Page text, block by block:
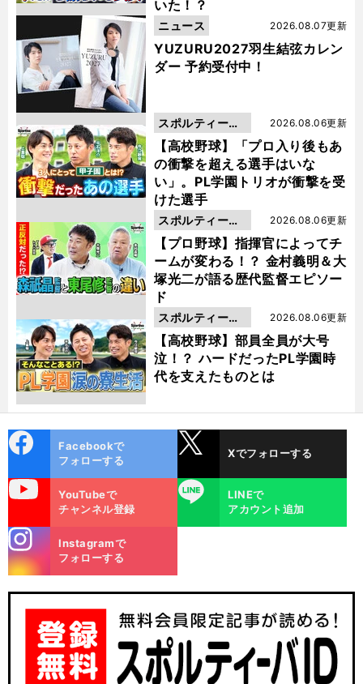
いた！？
YUZURU2027羽生結弦カレン
ダー 予約受付中！
2026.08.07更新
ニュース
【高校野球】「プロ入り後もあ
の衝撃を超える選手はいな
い」。PL学園トリオが衝撃を受
けた選手
2026.08.06更新
スポルティーバ
動画
【プロ野球】指揮官によってチ
ームが変わる！？ 金村義明＆大
塚光二が語る歴代監督エピソー
ド
2026.08.06更新
スポルティーバ
動画
【高校野球】部員全員が大号
泣！？ ハードだったPL学園時
代を支えたものとは
2026.08.06更新
スポルティーバ
動画
ok
Facebookで
フォローする
Xでフォローする
YouTubeで
チャンネル登録
LINE
LINEで
アカウント追加
m
Instagramで
フォローする